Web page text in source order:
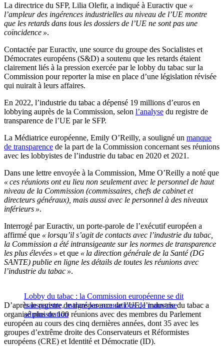
La directrice du SFP, Lilia Olefir, a indiqué à Euractiv que «
l’ampleur des ingérences industrielles au niveau de l’UE montre
que les retards dans tous les dossiers de l’UE ne sont pas une
coïncidence ».
Contactée par Euractiv, une source du groupe des Socialistes et
Démocrates européens (S&D) a soutenu que les retards étaient
clairement liés à la pression exercée par le lobby du tabac sur la
Commission pour reporter la mise en place d’une législation révisée
qui nuirait à leurs affaires.
En 2022, l’industrie du tabac a dépensé 19 millions d’euros en
lobbying auprès de la Commission, selon l’analyse du registre de
transparence de l’UE par le SFP.
La Médiatrice européenne, Emily O’Reilly, a souligné un manque
de transparence de la part de la Commission concernant ses réunions
avec les lobbyistes de l’industrie du tabac en 2020 et 2021.
Dans une lettre envoyée à la Commission, Mme O’Reilly a noté que
« ces réunions ont eu lieu non seulement avec le personnel de haut
niveau de la Commission (commissaires, chefs de cabinet et
directeurs généraux), mais aussi avec le personnel à des niveaux
inférieurs ».
Interrogé par Euractiv, un porte-parole de l’exécutif européen a
affirmé que « lorsqu’il s’agit de contacts avec l’industrie du tabac,
la Commission a été intransigeante sur les normes de transparence
les plus élevées » et que « la direction générale de la Santé (DG
SANTE) publie en ligne les détails de toutes les réunions avec
l’industrie du tabac ».
Lobby du tabac : la Commission européenne se dit
transparente, malgré les accusations de mauvaise
administration
D’après le registre de transparence de l’UE, l’industrie du tabac a
organisé plus de 100 réunions avec des membres du Parlement
européen au cours des cinq dernières années, dont 35 avec les
groupes d’extrême droite des Conservateurs et Réformistes
européens (CRE) et Identité et Démocratie (ID).